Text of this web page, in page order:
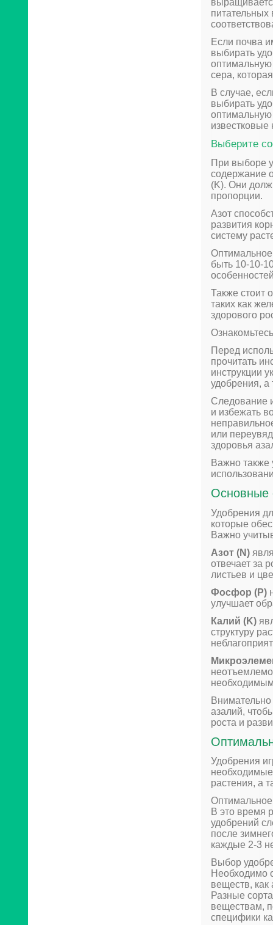
питательных
Если почва
выбирать
оптимальную
сера,
В случае,
выбирать
оптимальную
Выберите
При выборе
содержание
(K). Они
пропорции.
Азот
развития
систему
быть 10-10-
Также стоит
таких как
здорового
Перед
прочитать
инструкции
удобрения, а
Следование
и избежать
или
здоровья
Важно также
Основные
Удобрения
которые
Важно
Азот (N)
отвечает за
листьев и
Фосфор (P)
улучшает
Калий (K)
структуру
азалий,
роста и
Удобрения
растения, а
В это время
удобрений
после
каждые 2-3
Выбор
Необходимо
веществ, как
Разные
веществам,
специфики